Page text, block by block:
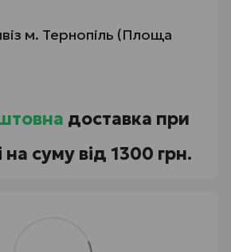
м. Тернопіль (Площа
доставка при
суму від 1300 грн.